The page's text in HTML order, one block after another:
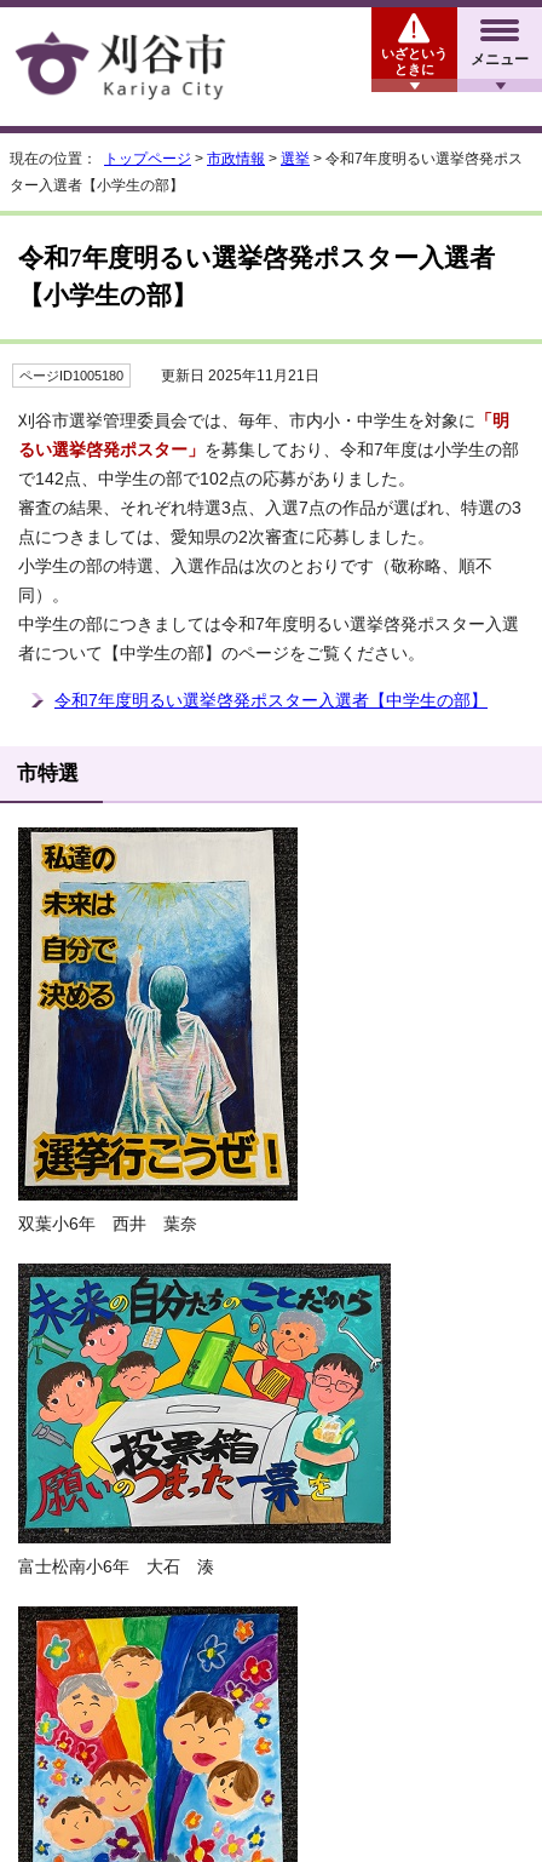
メニュー
いざという
ときに
現在の位置： トップページ > 市政情報 > 選挙 > 令和7年度明るい選挙啓発ポス
ター入選者【小学生の部】
令和7年度明るい選挙啓発ポスター入選者
【小学生の部】
ページID1005180 更新日 2025年11月21日
刈谷市選挙管理委員会では、毎年、市内小・中学生を対象に 「明
るい選挙啓発ポスター」 を募集しており、令和7年度は小学生の部
で142点、中学生の部で102点の応募がありました。
審査の結果、それぞれ特選3点、入選7点の作品が選ばれ、特選の3
点につきましては、愛知県の2次審査に応募しました。
小学生の部の特選、入選作品は次のとおりです（敬称略、順不
同）。
中学生の部につきましては令和7年度明るい選挙啓発ポスター入選
者について【中学生の部】のページをご覧ください。
令和7年度明るい選挙啓発ポスター入選者【中学生の部】
市特選
双葉小6年 西井 葉奈
富士松南小6年 大石 湊